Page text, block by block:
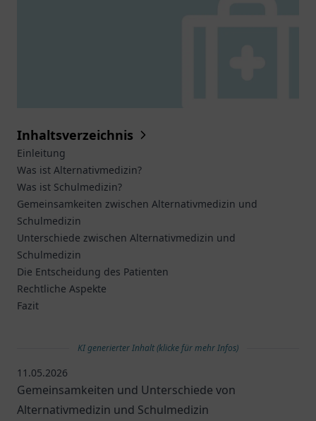
Inhaltsverzeichnis
Einleitung
Was ist Alternativmedizin?
Was ist Schulmedizin?
Gemeinsamkeiten zwischen Alternativmedizin und
Schulmedizin
Unterschiede zwischen Alternativmedizin und
Schulmedizin
Die Entscheidung des Patienten
Rechtliche Aspekte
Fazit
KI generierter Inhalt (klicke für mehr Infos)
11.05.2026
Gemeinsamkeiten und Unterschiede von
Alternativmedizin und Schulmedizin